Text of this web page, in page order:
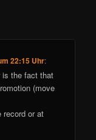
22:15 Uhr:
is the fact that
(move
record or at